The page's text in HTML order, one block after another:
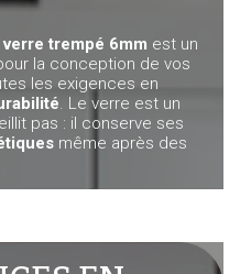
verre trempé 6mm est un
la conception de vos
les exigences en
. Le verre est un
pas : il conserve ses
même après des